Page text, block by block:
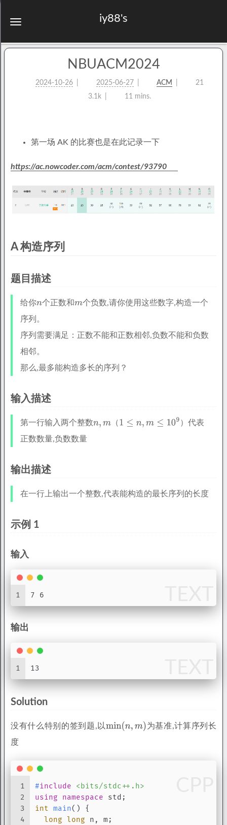
iy88's
NBUACM2024
2024-10-26 2025-06-27 ACM
21
3.1k
11 mins.
第一场 AK 的比赛也是在此记录一下
https://ac.nowcoder.com/acm/contest/93790
A 构造序列
题目描述
给你 个正数和
个负数,请你使用这些数字,构造一个
序列。
序列需要满足：正数不能和正数相邻,负数不能和负数
相邻。
那么,最多能构造多长的序列？
输入描述
第一行输入两个整数 （
）代表
正数数量,负数数量
输出描述
在一行上输出一个整数,代表能构造的最长序列的长度
示例 1
输入
1 7 6
输出
1 13
Solution
没有什么特别的签到题,以
为基准,计算序列长
度
1
2
3
4
#include
<bits/stdc++.h>
using
namespace std;
int main()
{
long long n, m;